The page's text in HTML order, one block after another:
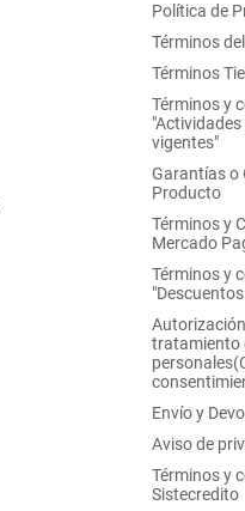
Política de
Términos
Términos
Términos y
vigentes"
Garantías o
Producto
Términos y
Mercado
Términos y
tratamiento
Envío y
Aviso de
Términos y
Sistecredito